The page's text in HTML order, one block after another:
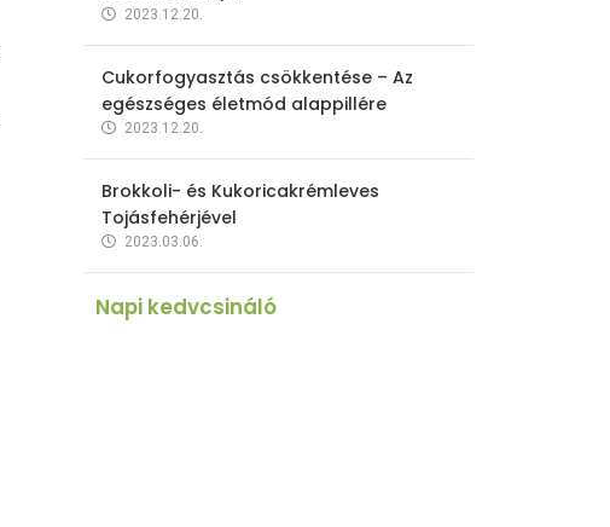
2023.12.20.
Cukorfogyasztás csökkentése – Az
egészséges életmód alappillére
2023.12.20.
Brokkoli- és Kukoricakrémleves
Tojásfehérjével
2023.03.06.
Napi kedvcsináló